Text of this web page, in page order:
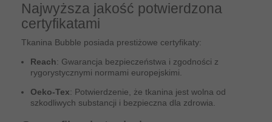
Najwyższa jakość potwierdzona
certyfikatami
Tkanina Bubble posiada prestiżowe certyfikaty:
Reach: Gwarancja bezpieczeństwa i zgodności z
rygorystycznymi normami europejskimi.
Oeko-Tex: Potwierdzenie, że tkanina jest wolna od
szkodliwych substancji i bezpieczna dla zdrowia.